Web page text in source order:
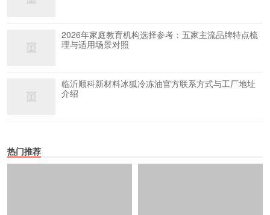
2026年家庭教育机构选择参考：五家主流品牌特点梳
理与适用场景对照
临沂顺科新材料冰狐冷冻油官方联系方式与工厂地址
介绍
热门推荐